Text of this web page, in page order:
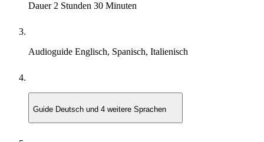
Dauer2 Stunden 30 Minuten
Audioguide Englisch, Spanisch, Italienisch
Guide Deutsch und 4 weitere Sprachen